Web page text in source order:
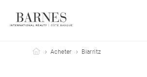
Barnes Côte Basque
Acheter Biarritz